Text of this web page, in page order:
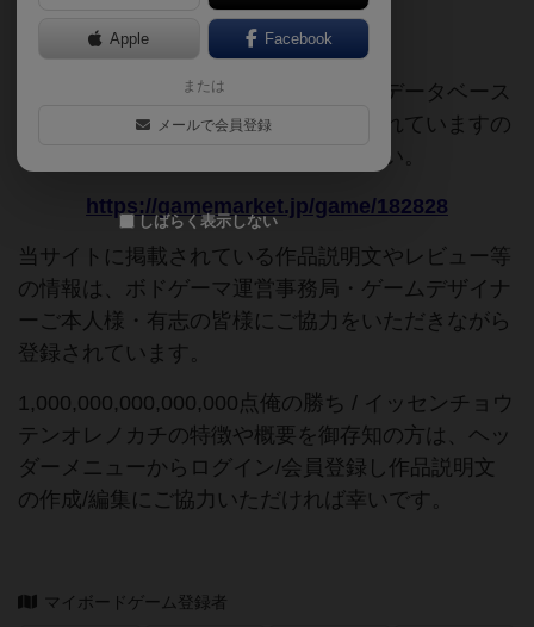
ご協力ください
このページは情報が不足しています。データベース
追加申請時に以下の参考URLが入力されていますの
で、よろしければこちらもご覧ください。
https://gamemarket.jp/game/182828
当サイトに掲載されている作品説明文やレビュー等
の情報は、ボドゲーマ運営事務局・ゲームデザイナ
ーご本人様・有志の皆様にご協力をいただきながら
登録されています。
1,000,000,000,000,000点俺の勝ち / イッセンチョウ
テンオレノカチの特徴や概要を御存知の方は、ヘッ
ダーメニューからログイン/会員登録し作品説明文
の作成/編集にご協力いただければ幸いです。
マイボードゲーム登録者
Apple Facebook
または
メールで会員登録
しばらく表示しない